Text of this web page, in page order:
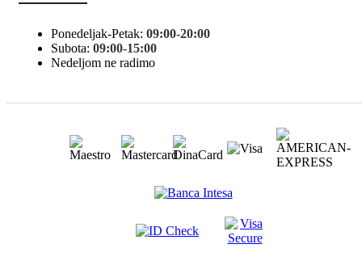
Ponedeljak-Petak: 09:00-20:00
Subota: 09:00-15:00
Nedeljom ne radimo